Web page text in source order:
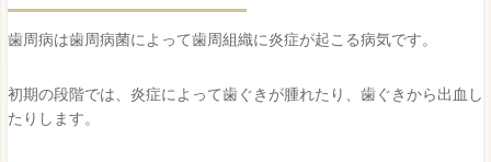
歯周病は歯周病菌によって歯周組織に炎症が起こる病気です。
初期の段階では、炎症によって歯ぐきが腫れたり、歯ぐきから出血し
たりします。